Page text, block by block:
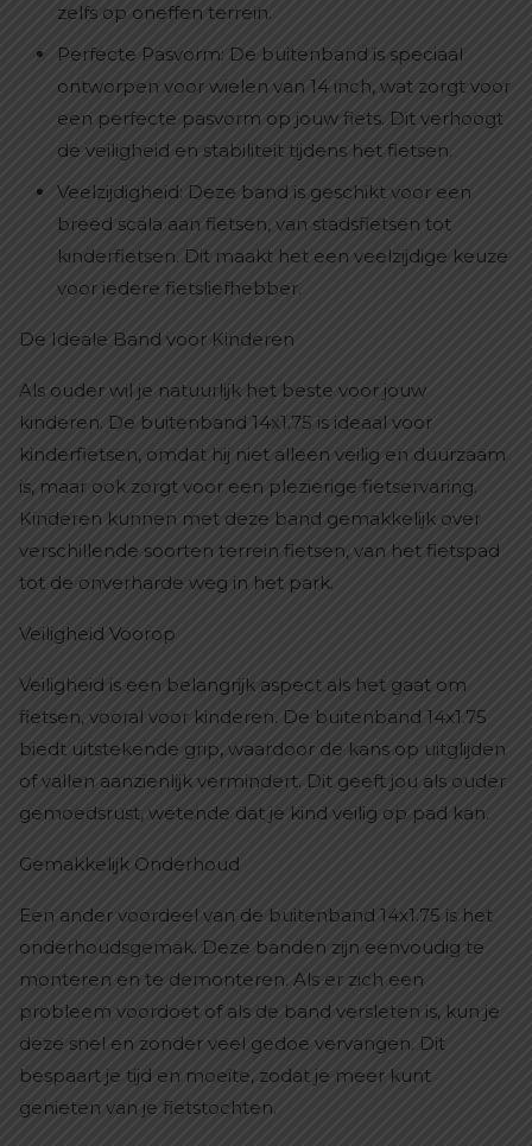
zelfs op oneffen terrein.
Perfecte Pasvorm: De buitenband is speciaal
ontworpen voor wielen van 14 inch, wat zorgt voor
een perfecte pasvorm op jouw fiets. Dit verhoogt
de veiligheid en stabiliteit tijdens het fietsen.
Veelzijdigheid: Deze band is geschikt voor een
breed scala aan fietsen, van stadsfietsen tot
kinderfietsen. Dit maakt het een veelzijdige keuze
voor iedere fietsliefhebber.
De Ideale Band voor Kinderen
Als ouder wil je natuurlijk het beste voor jouw
kinderen. De buitenband 14x1.75 is ideaal voor
kinderfietsen, omdat hij niet alleen veilig en duurzaam
is, maar ook zorgt voor een plezierige fietservaring.
Kinderen kunnen met deze band gemakkelijk over
verschillende soorten terrein fietsen, van het fietspad
tot de onverharde weg in het park.
Veiligheid Voorop
Veiligheid is een belangrijk aspect als het gaat om
fietsen, vooral voor kinderen. De buitenband 14x1.75
biedt uitstekende grip, waardoor de kans op uitglijden
of vallen aanzienlijk vermindert. Dit geeft jou als ouder
gemoedsrust, wetende dat je kind veilig op pad kan.
Gemakkelijk Onderhoud
Een ander voordeel van de buitenband 14x1.75 is het
onderhoudsgemak. Deze banden zijn eenvoudig te
monteren en te demonteren. Als er zich een
probleem voordoet of als de band versleten is, kun je
deze snel en zonder veel gedoe vervangen. Dit
bespaart je tijd en moeite, zodat je meer kunt
genieten van je fietstochten.